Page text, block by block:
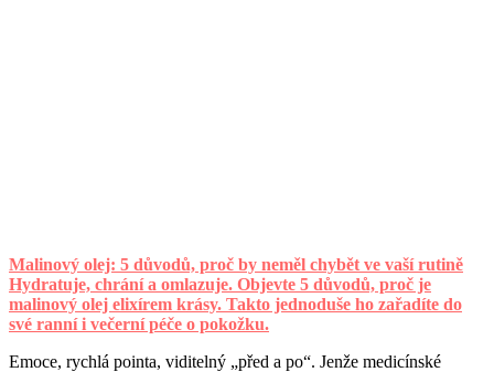
Malinový olej: 5 důvodů, proč by neměl chybět ve vaší rutině
Hydratuje, chrání a omlazuje. Objevte 5 důvodů, proč je
malinový olej elixírem krásy. Takto jednoduše ho zařadíte do
své ranní i večerní péče o pokožku.
Emoce, rychlá pointa, viditelný „před a po“. Jenže medicínské